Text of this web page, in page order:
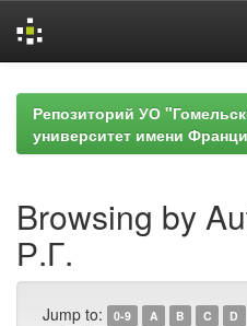
navigationРепозиторий УО
университет имени
Browsing by
Р.Г.
Jump to: 0-9 A B C D